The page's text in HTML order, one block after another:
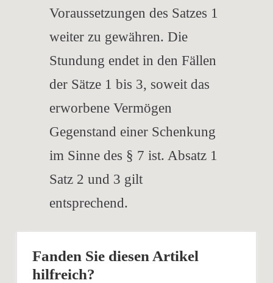
Voraussetzungen des Satzes 1
weiter zu gewähren. Die
Stundung endet in den Fällen
der Sätze 1 bis 3, soweit das
erworbene Vermögen
Gegenstand einer Schenkung
im Sinne des § 7 ist. Absatz 1
Satz 2 und 3 gilt
entsprechend.
Fanden Sie diesen Artikel
hilfreich?